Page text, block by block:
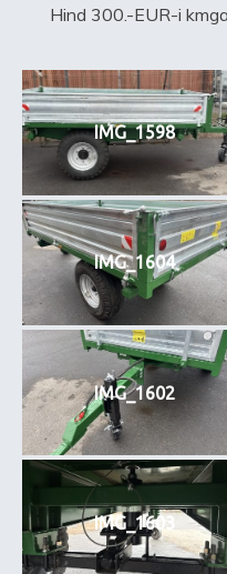
Hind 300.-EUR-i
IMG_1598
IMG_1604
IMG_1602
IMG_1603